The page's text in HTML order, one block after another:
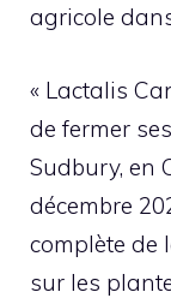
agricole
« Lactalis
de fermer
Sudbury, en
décembre
complète de
sur les